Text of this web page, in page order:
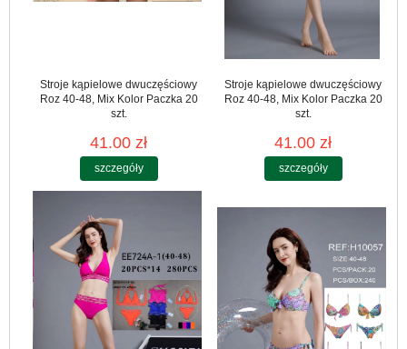
Stroje kąpielowe dwuczęściowy
Roz 40-48, Mix Kolor Paczka 20
szt.
41.00 zł
szczegóły
Stroje kąpielowe dwuczęściowy
Roz 40-48, Mix Kolor Paczka 20
szt.
41.00 zł
szczegóły